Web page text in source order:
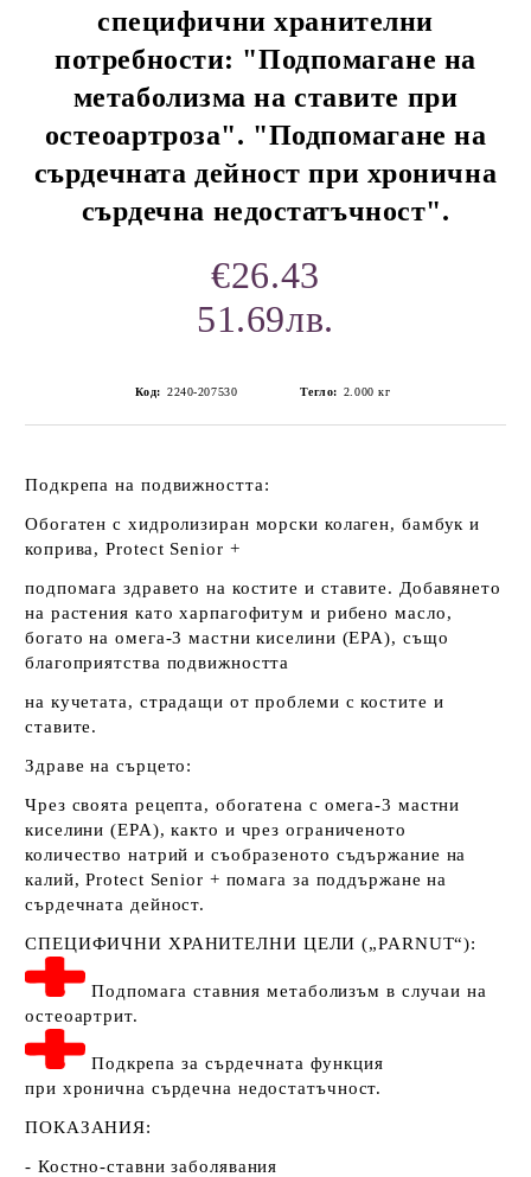
специфични хранителни
потребности: "Подпомагане на
метаболизма на ставите при
остеоартроза". "Подпомагане на
сърдечната дейност при хронична
сърдечна недостатъчност".
€26.43
51.69лв.
Код: 2240-207530 Тегло: 2.000 кг
Подкрепа на подвижността:
Обогатен с хидролизиран морски колаген, бамбук и
коприва, Protect Senior +
подпомага здравето на костите и ставите. Добавянето
на растения като харпагофитум и рибено масло,
богато на омега-3 мастни киселини (EPA), също
благоприятства подвижността
на кучетата, страдащи от проблеми с костите и
ставите.
Здраве на сърцето:
Чрез своята рецепта, обогатена с омега-3 мастни
киселини (EPA), както и чрез ограниченото
количество натрий и съобразеното съдържание на
калий, Protect Senior + помага за поддържане на
сърдечната дейност.
СПЕЦИФИЧНИ ХРАНИТЕЛНИ ЦЕЛИ („PARNUT“):
Подпомага ставния метаболизъм в случаи на
остеоартрит.
Подкрепа за сърдечната функция
при хронична сърдечна недостатъчност.
ПОКАЗАНИЯ:
- Костно-ставни заболявания